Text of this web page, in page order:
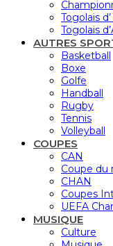
Togolais
Togolais
AUTRES
Basketball
Boxe
Golfe
Handball
Rugby
Tennis
Volleyball
COUPES
CAN
Coupe du
CHAN
Coupes
UEFA
MUSIQUE
Culture